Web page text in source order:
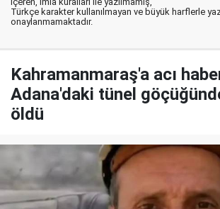
Türkçe karakter kullanılmayan ve büyük harflerle
onaylanmamaktadır.
Kahramanmaraş'a acı
Adana'daki tünel
öldü